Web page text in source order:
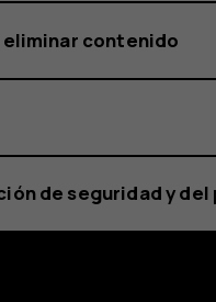
eliminar contenido
de seguridad y